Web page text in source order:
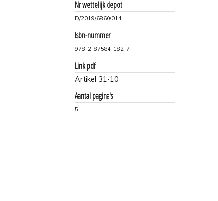
Nr wettelijk depot
D/2019/6860/014
Isbn-nummer
978-2-87584-182-7
Link pdf
Artikel 31-10
Aantal pagina's
5